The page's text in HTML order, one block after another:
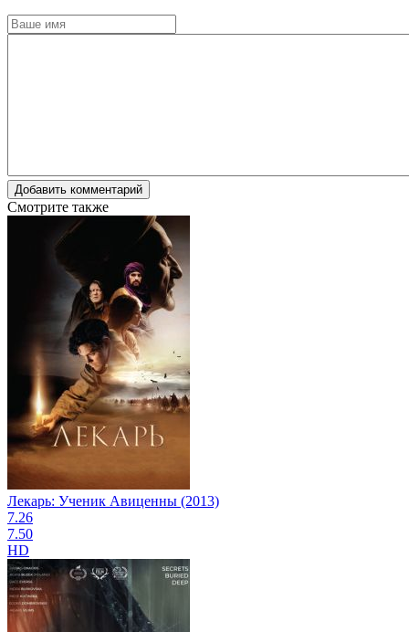
Добавить комментарий
Смотрите также
Лекарь: Ученик Авиценны (2013)
7.26
7.50
HD